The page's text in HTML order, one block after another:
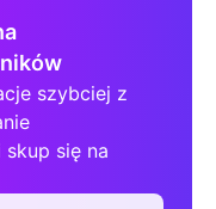
szybciej z
się na